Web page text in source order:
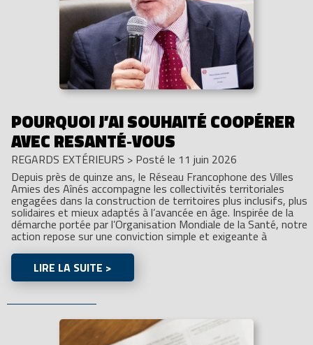
POURQUOI J’AI SOUHAITÉ COOPÉRER
AVEC RESANTÉ‑VOUS
REGARDS EXTÉRIEURS > Posté le 11 juin 2026
Depuis près de quinze ans, le Réseau Francophone des Villes
Amies des Aînés accompagne les collectivités territoriales
engagées dans la construction de territoires plus inclusifs, plus
solidaires et mieux adaptés à l’avancée en âge. Inspirée de la
démarche portée par l’Organisation Mondiale de la Santé, notre
action repose sur une conviction simple et exigeante à
LIRE LA SUITE >